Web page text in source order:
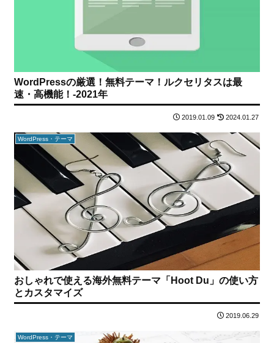
WordPressの厳選！無料テーマ！ルクセリタスは最
速・高機能！-2021年
2019.01.09 2024.01.27
WordPress・テーマ
おしゃれで使える海外無料テーマ「Hoot Du」の使い方
とカスタマイズ
2019.06.29
WordPress・テーマ